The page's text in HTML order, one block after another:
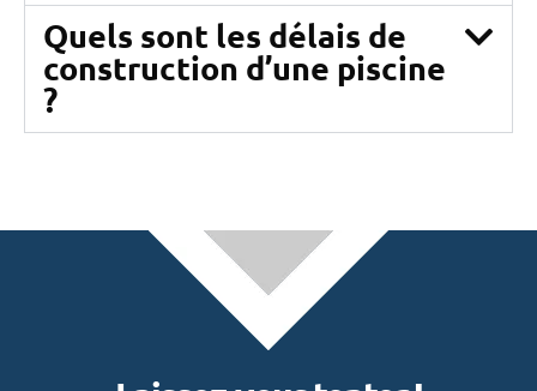
Quels sont les délais de
construction d’une piscine
?